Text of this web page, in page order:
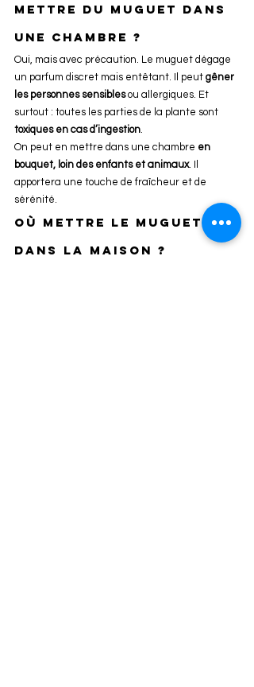
mettre du muguet dans
une chambre ?
Oui, mais avec précaution. Le muguet dégage
un parfum discret mais entêtant. Il peut gêner
les personnes sensibles ou allergiques. Et
surtout : toutes les parties de la plante sont
toxiques en cas d’ingestion
On peut en mettre dans une chambre en
bouquet, loin des enfants et animaux. Il
apportera une touche de fraîcheur et de
sérénité.
Où mettre le muguet
dans la maison ?